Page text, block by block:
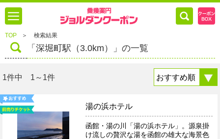
TOP ＞ 検索結果
「深堀町駅（3.0km）」の一覧
1件中 1～1件
湯の浜ホテル
函館・湯の川「湯の浜ホテル」。源泉掛
け流しの贅沢な湯を函館の雄大な海景色